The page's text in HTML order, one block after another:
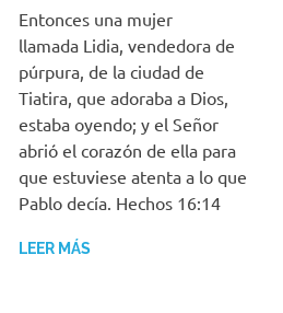
Entonces una mujer
llamada Lidia, vendedora de
púrpura, de la ciudad de
Tiatira, que adoraba a Dios,
estaba oyendo; y el Señor
abrió el corazón de ella para
que estuviese atenta a lo que
Pablo decía. Hechos 16:14
LEER MÁS